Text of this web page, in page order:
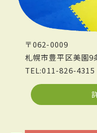
〒062-0009
札幌市豊平区美園9
TEL:011-826-4315